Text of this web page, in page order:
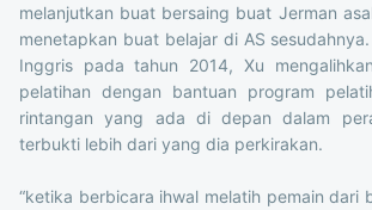
melanjutkan buat bersaing buat Jerman
menetapkan buat belajar di AS
Inggris pada tahun 2014, Xu
pelatihan dengan bantuan program
rintangan yang ada di depan dalam
terbukti lebih dari yang dia perkirakan.
“ketika berbicara ihwal melatih pemain dari